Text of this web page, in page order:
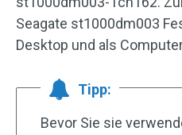
Seagate st1000dm003
Desktop und als
Tipp:
Bevor Sie sie